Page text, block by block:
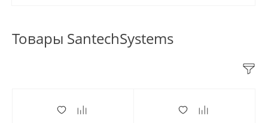
Товары SantechSystems